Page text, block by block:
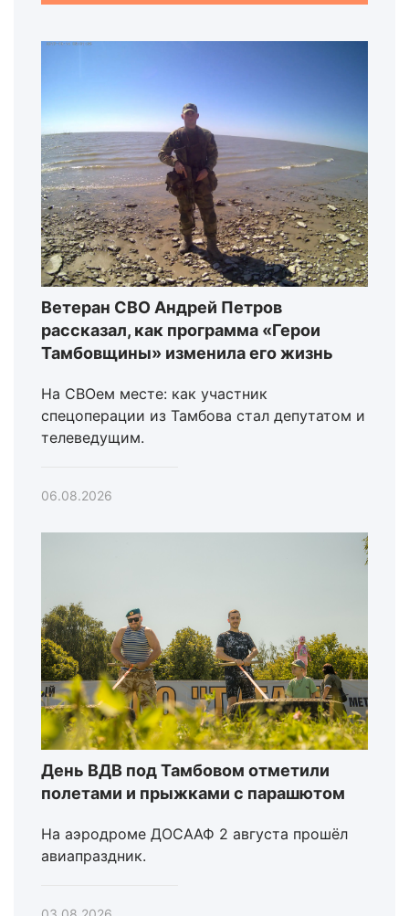
Ветеран СВО Андрей Петров
рассказал, как программа «Герои
Тамбовщины» изменила его жизнь
На СВОем месте: как участник
спецоперации из Тамбова стал депутатом и
телеведущим.
06.08.2026
День ВДВ под Тамбовом отметили
полетами и прыжками с парашютом
На аэродроме ДОСААФ 2 августа прошёл
авиапраздник.